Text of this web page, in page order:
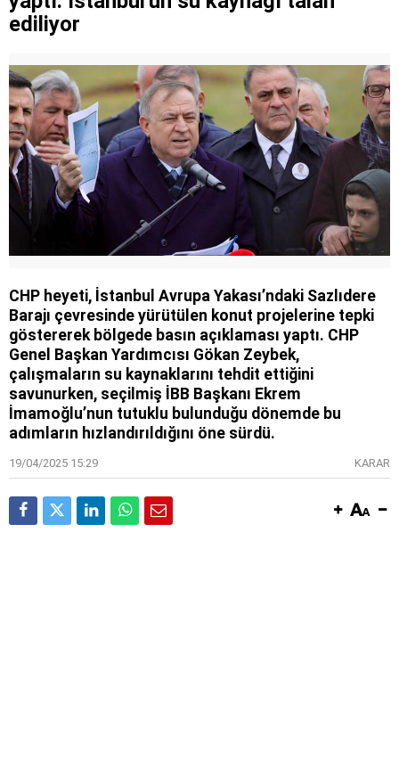
ediliyor
CHP heyeti, İstanbul Avrupa Yakası’ndaki Sazlıdere
Barajı çevresinde yürütülen konut projelerine tepki
göstererek bölgede basın açıklaması yaptı. CHP
Genel Başkan Yardımcısı Gökan Zeybek,
çalışmaların su kaynaklarını tehdit ettiğini
savunurken, seçilmiş İBB Başkanı Ekrem
İmamoğlu’nun tutuklu bulunduğu dönemde bu
adımların hızlandırıldığını öne sürdü.
19/04/2025 15:29 KARAR